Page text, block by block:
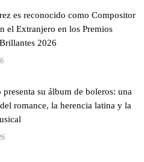
es reconocido como Compositor
el Extranjero en los Premios
2026
presenta su álbum de boleros: una
romance, la herencia latina y la